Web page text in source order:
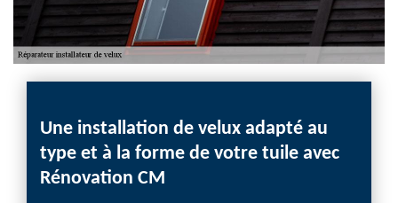
Une installation de velux adapté au
type et à la forme de votre tuile avec
Rénovation CM